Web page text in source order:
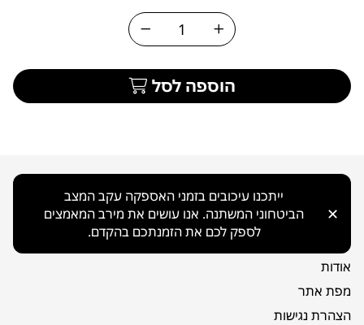
ייתכנו עיכובים בזמני האספקה עקב המצב
הביטחוני המשתנה. אנו עושים את מירב המאמצים
לספק לכם את הזמנתכם בהקדם.
✕
הוספה לסל
ניווט כללי
בית
קטלוג
אודות
מפת אתר
הצהרת נגישות